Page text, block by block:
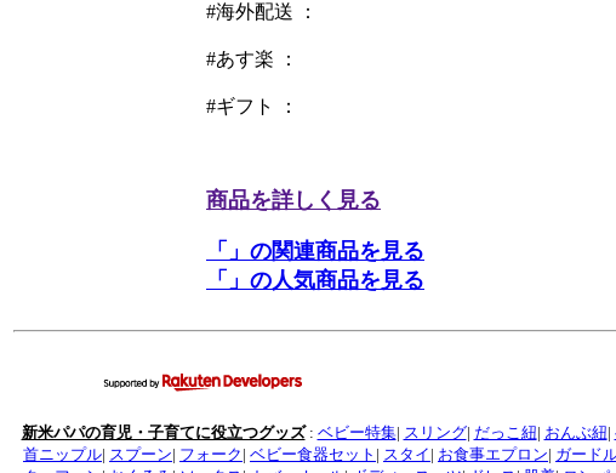
#海外配送 ：
#あす楽 ：
#ギフト ：
商品を詳しく見る
「」の関連商品を見る
「」の人気商品を見る
新米パパの育児・子育てに役立つグッズ: ベビー特集| スリング| だっこ紐| おんぶ紐|
首ニップル| スプーン| フォーク | ベビー食器セット | スタイ | お食事エプロン| ガード